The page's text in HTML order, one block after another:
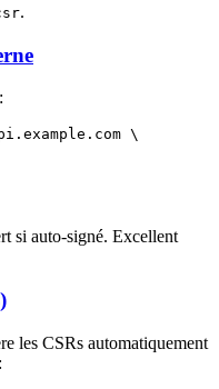
.
\
si auto-signé. Excellent
les CSRs automatiquement
: